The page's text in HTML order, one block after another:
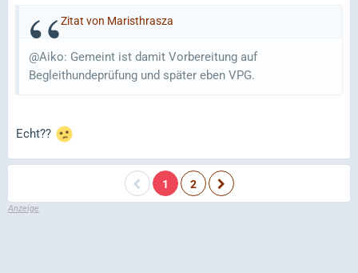
Zitat von Maristhrasza
@Aiko: Gemeint ist damit Vorbereitung auf
Begleithundeprüfung und später eben VPG.
Echt??
1 2